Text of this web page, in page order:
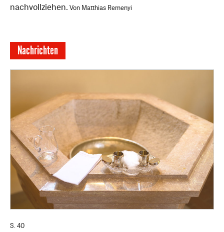
nachvollziehen. Von Matthias Remenyi
Nachrichten
S. 40